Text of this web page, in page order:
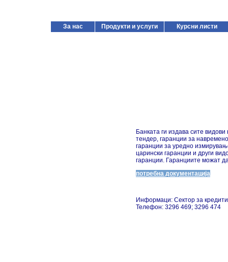
За нас Продукти и услуги Курсни листи
Банката ги издава сите
тендер, гаранции за
гаранции за уредно
царински гаранции и други
гаранции. Гаранциите можат
потребна документација
Информаци: Сектор за
Телефон: 3296 469; 3296 474